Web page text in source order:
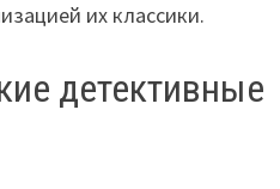
их классики.
детективные